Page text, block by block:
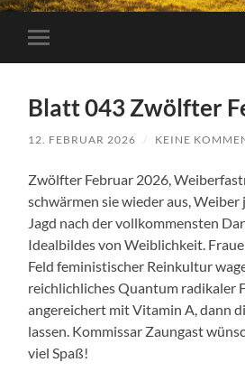
Mobile-
Menü
Blatt 043 Zwölfter
12. FEBRUAR 2026 / KEINE
Zwölfter Februar 2026,
schwärmen sie wieder aus,
Jagd nach der vollkommensten
Idealbildes von Weiblichkeit.
Feld feministischer Reinkultur
reichlichliches Quantum radikaler
angereichert mit Vitamin A, dann
lassen. Kommissar Zaungast
viel Spaß!